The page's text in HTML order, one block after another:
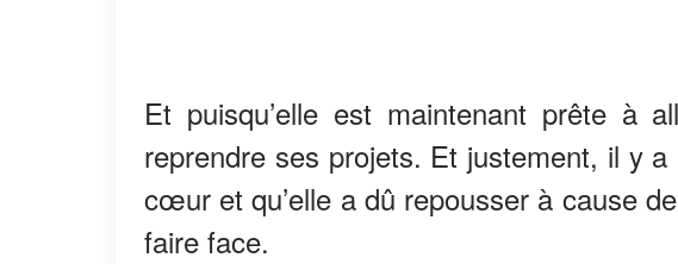
Et puisqu’elle est maintenant prête à
reprendre ses projets. Et justement, il y
cœur et qu’elle a dû repousser à cause
faire face.